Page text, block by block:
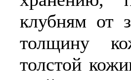
клубням от
толщину
толстой